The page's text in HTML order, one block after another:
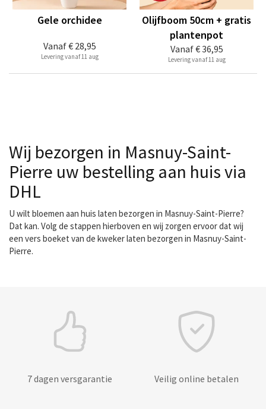
Vanaf€ 28,95
Gele orchidee
Levering vanaf 11 aug
Vanaf€ 36,95
Olijfboom 50cm + gratis
plantenpot
Levering vanaf 11 aug
Wij bezorgen in Masnuy-Saint-
Pierre uw bestelling aan huis via
DHL
U wilt bloemen aan huis laten bezorgen in Masnuy-Saint-Pierre?
Dat kan. Volg de stappen hierboven en wij zorgen ervoor dat wij
een vers boeket van de kweker laten bezorgen in Masnuy-Saint-
Pierre.
7 dagen versgarantie Veilig online betalen